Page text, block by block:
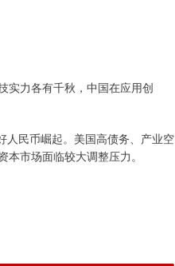
实力各有千秋，中国在应用创
人民币崛起。美国高债务、产业空
市场面临较大调整压力。